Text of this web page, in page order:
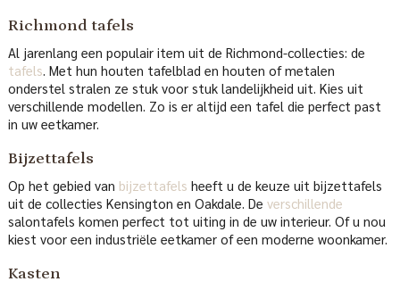
Richmond tafels
Al jarenlang een populair item uit de Richmond-collecties: de
tafels . Met hun houten tafelblad en houten of metalen
onderstel stralen ze stuk voor stuk landelijkheid uit. Kies uit
verschillende modellen. Zo is er altijd een tafel die perfect past
in uw eetkamer.
Bijzettafels
Op het gebied van bijzettafels heeft u de keuze uit bijzettafels
uit de collecties Kensington en Oakdale. De verschillende
salontafels komen perfect tot uiting in de uw interieur. Of u nou
kiest voor een industriële eetkamer of een moderne woonkamer.
Kasten